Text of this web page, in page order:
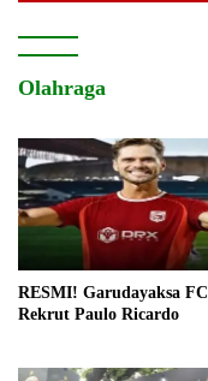
Olahraga
RESMI! Garudayaksa FC
Rekrut Paulo Ricardo